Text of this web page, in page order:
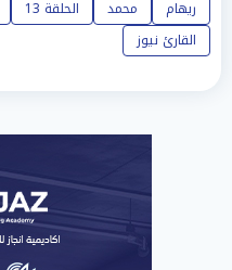
ريهام
محمد الحلقة 13
القارئ نيوز